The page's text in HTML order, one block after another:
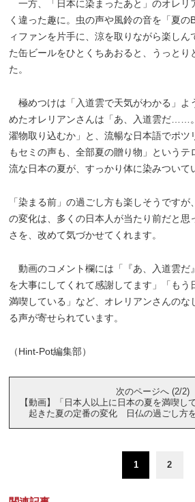
一方、「日本に染まったあと」のオレリ
く違った趣に。虫の声や風鈴の音を「夏
ィファンを片手に、涼を取りながら楽しん
た缶ビールをひとくちあおると、うっとり
た。
極めつけは「入道雲で天気がわかる」よ
めたオレリアンさんは「あ、入道雲だ……
濯物取り込むか」と、流暢な日本語でポツ
もセミの声も、全部夏の贈り物」というテ
流な日本の夏が、すっかり体に染みついて
「染まる前」の過ごし方も楽しそうです
の変化は、多くの日本人が当たり前だと思
さを、改めて気づかせてくれます。
動画のコメント欄には「『あ、入道雲だ
を大事にしてくれて感謝してます」「もう
満喫している」など、オレリアンさんのな
る声が寄せられています。
（Hint-Pot編集部）
次のページへ (2/2)
【動画】「日本人以上に日本の夏を満喫
起きた夏の定番の変化 日仏の過ごし方
1 2